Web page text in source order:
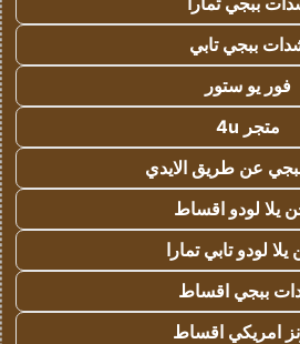
ببجي تابي
فور يو ستور
متجر 4u
عن طريق الايدي
يلا لودو اقساط
لودو تابي تمارا
ببجي اقساط
امريكي اقساط